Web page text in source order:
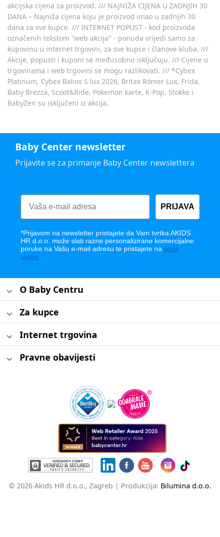
akcijska cijena za proizvod. /// NAJNIŽA CIJENA U ZADNJIH 30
DANA – Najniža cijena koju je proizvod imao u zadnjih 30
dana za sve kupce. /// INTERNET POPUST - kod proizvoda
označenih tekstom "web akcija" - ponuda vrijedi samo za
kupovinu u internet trgovini, za sve kupce i članove kluba. ///
Akcije, popusti i kuponi se međusobno isključuju. /// Cijene u
trgovinama i web trgovini se mogu razlikovati. /// *Cybex
Platinum, Cybex Balios S lux 2026, Britax Römer Lux, Frida,
Baby Brezza, Scoot&Ride, Pokemon karte, K-Pop, Stokke i
BabyZen su isključeni iz akcija.
Baby Center newsletter
Prijavite se za primanje Baby Center newslettera
PRIJAVA
*Prijavom na newsletter pristajete da Vam tvrtka AKIDS
HR d.o.o. može slati razne personalizirane komercijalne
poruke na Vašu e-mail adresu te pristajete na opće
uvjete
O Baby Centru
Za kupce
Internet trgovina
Pravne obavijesti
© 2026 Akids HR d.o.o., Zagreb | Produkcija: Bilumina d.o.o.